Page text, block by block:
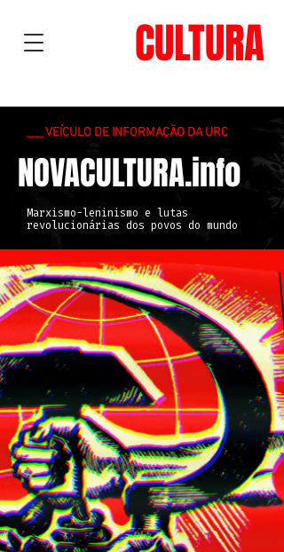
CULTURA
___ VEÍCULO DE INFORMAÇÃO DA URC
NOVACULTURA.info
Marxismo-leninismo e lutas
revolucionárias dos povos do mundo